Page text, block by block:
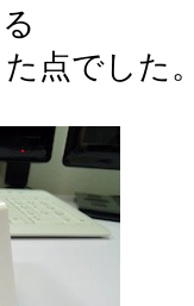
点でした